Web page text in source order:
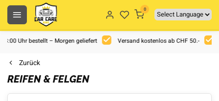
0
Uhr bestellt – Morgen geliefert Versand kostenlos ab CHF 50.-
Zurück
REIFEN & FELGEN